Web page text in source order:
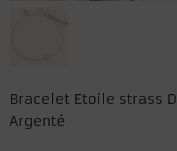
Bracelet Etoile strass
Argenté